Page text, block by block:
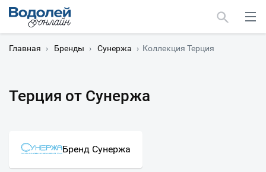
Главная › Бренды › Сунержа › Коллекция Терция
Терция от Сунержа
Бренд Сунержа